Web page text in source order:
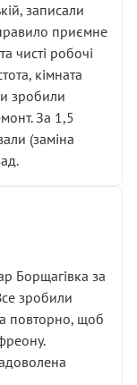
записали
приємне
чисті робочі
кімната
зробили
За 1,5
(заміна
Борщагівка за
зробили
повторно, щоб